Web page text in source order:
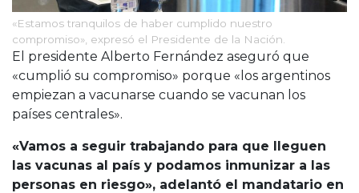
«Estamos tranquilos de haber cumplido nuestro
compromiso», expresó el Presidente de la Nación.
El presidente Alberto Fernández aseguró que
«cumplió su compromiso» porque «los argentinos
empiezan a vacunarse cuando se vacunan los
países centrales».
«Vamos a seguir trabajando para que lleguen
las vacunas al país y podamos inmunizar a las
personas en riesgo», adelantó el mandatario en